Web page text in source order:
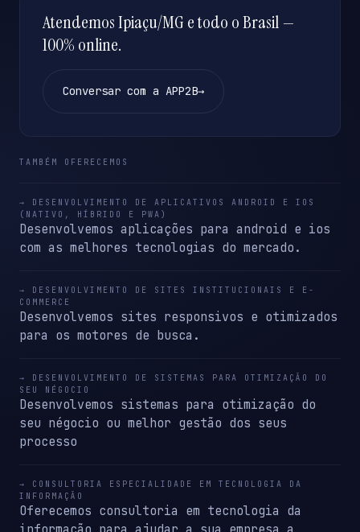
Atendemos Ipiaçu/MG e todo o Brasil —
100% online.
Conversar com a APP2B→
TAMBÉM OFERECEMOS
→ DESENVOLVIMENTO DE APLICATIVOS ANDROID E IOS
(NATIVO, HÍBRIDO E PWA)
Desenvolvemos aplicações para android e ios
com as melhores tecnologias do mercado.
→ DESENVOLVIMENTO DE SITES INSTITUCIONAIS E E-
COMMERCE
Desenvolvemos sites responsivos e otimizados
para os motores de busca.
→ DESENVOLVIMENTO DE SISTEMAS PARA OTIMIZAÇÃO DO
SEU NÉGOCIO
Desenvolvemos sistemas para otimização do
seu négocio ou melhor gestão dos seus
processo
→ CONSULTORIA ESPECIALIDADE EM TECNOLOGIA DA
INFORMAÇÃO
Oferecemos consultoria em tecnologia da